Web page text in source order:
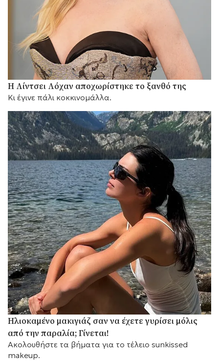
Η Λίντσει Λόχαν αποχωρίστηκε το ξανθό της
Κι έγινε πάλι κοκκινομάλλα.
Ηλιοκαμένο μακιγιάζ σαν να έχετε γυρίσει μόλις
από την παραλία; Γίνεται!
Ακολουθήστε τα βήματα για το τέλειο sunkissed
makeup.